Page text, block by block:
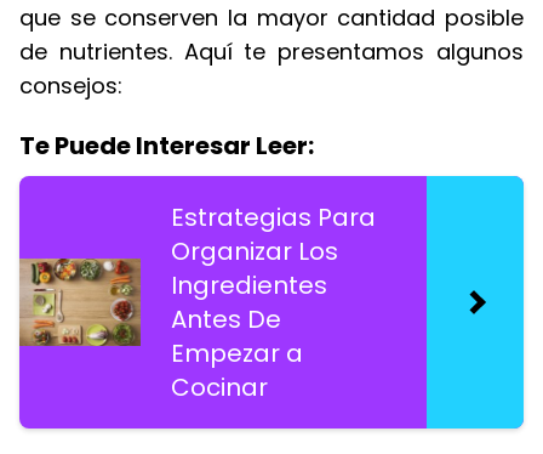
que se conserven la mayor cantidad posible
de nutrientes. Aquí te presentamos algunos
consejos:
Te Puede Interesar Leer:
Estrategias Para
Organizar Los
Ingredientes
Antes De
Empezar a
Cocinar